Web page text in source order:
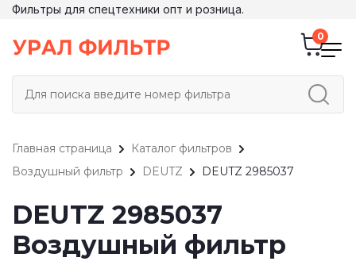
Фильтры для спецтехники опт и розница.
Главная страница
Каталог фильтров
Воздушный фильтр
DEUTZ DEUTZ 2985037
DEUTZ 2985037
Воздушный фильтр